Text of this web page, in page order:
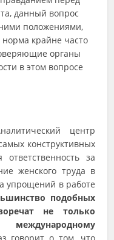
данный вопрос
положениями,
норма крайне часто
органы
в этом вопросе
центр
конструктивных
за
женского труда в
упрощений в работе
подобных
не только